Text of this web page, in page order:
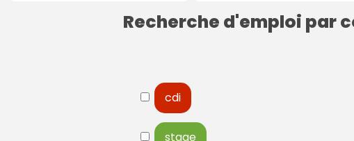
Recherche d'emploi par
cdi
stage